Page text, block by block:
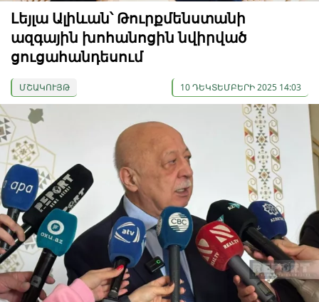
Լեյլա Ալիևան՝ Թուրքմենստանի
ազգային խոհանոցին նվիրված
ցուցահանդեսում
ՄՇԱԿՈՒՅԹ 10 ԴԵԿՏԵՄԲԵՐԻ 2025 14:03